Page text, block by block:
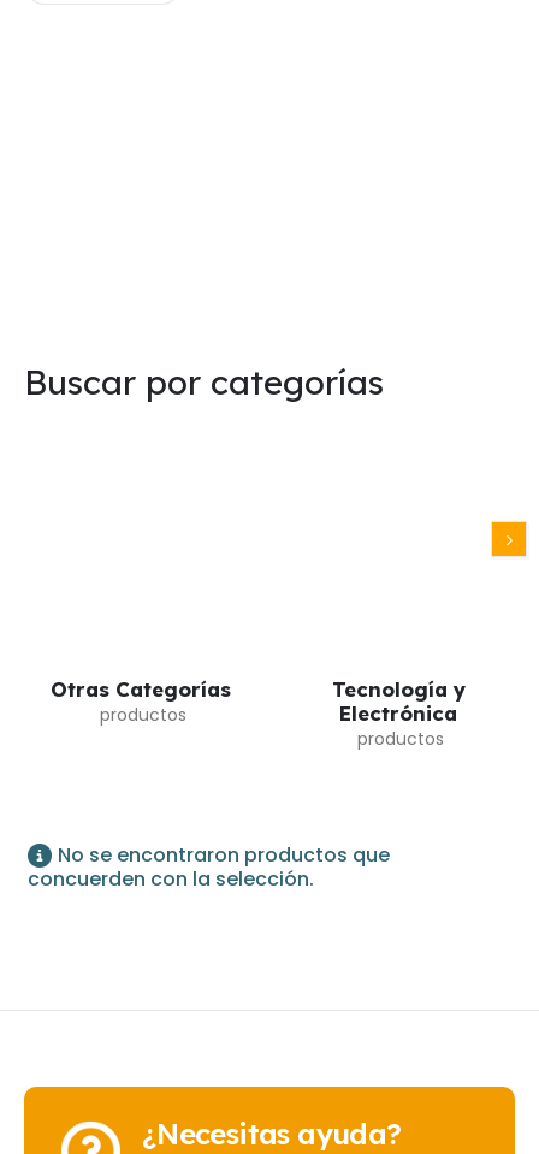
Buscar por categorías
Otras Categorías
Tecnología y
Electrónica
No se encontraron productos que
concuerden con la selección.
¿Necesitas ayuda?